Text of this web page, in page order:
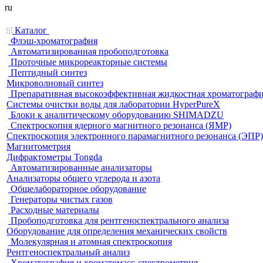
ru
Каталог
Флэш-хроматография
Автоматизированная пробоподготовка
Проточные микрореакторные системы
Пептидный синтез
Микроволновый синтез
Препаративная высокоэффективная жидкостная
Системы очистки воды для лаборатории HyperPureX
Блоки к аналитическому оборудованию SHIMADZU
Спектроскопия ядерного магнитного резонанса (ЯМР)
Спектроскопия электронного парамагнитного резонанса (ЭПР)
Магнитометрия
Дифрактометры Tongda
Автоматизированные анализаторы
Анализаторы общего углерода и азота
Общелабораторное оборудование
Генераторы чистых газов
Расходные материалы
Пробоподготовка для рентгеноспектрального анализа
Оборудование для определения механических свойств
Молекулярная и атомная спектроскопия
Рентгеноспектральный анализ